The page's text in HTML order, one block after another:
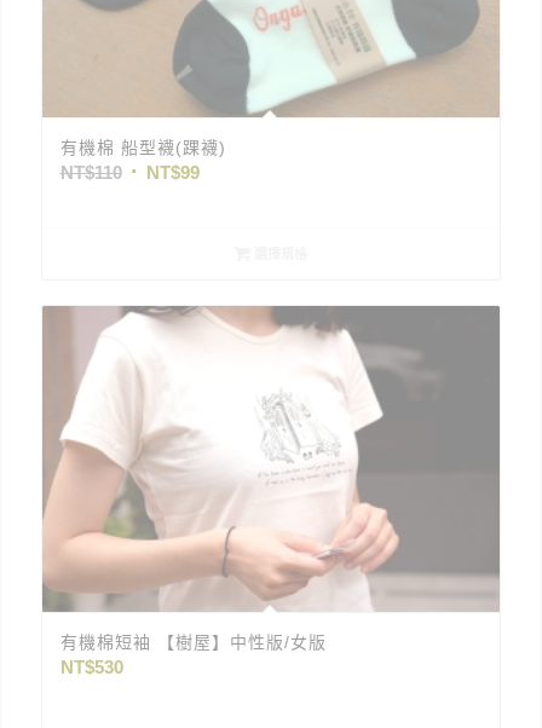
有機棉 船型襪(踝襪)
NT$110 NT$99
有機棉短袖 【樹屋】中性版/女版
NT$530